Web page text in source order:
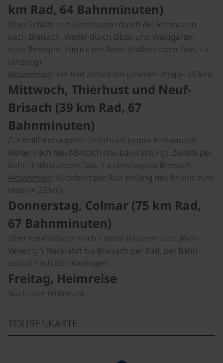
km Rad, 64 Bahnminuten)
Über Schlatt und Grezhausen durch die Rheinauen
nach Breisach. Weiter durch Obst- und Weingärten
nach Ihringen. Zurück per Bahn (Halbstunden-Takt, 1 x
Umstieg).
Aktivversion: Per Rad zurück am gleichen Weg (+ 25 km).
Mittwoch, Thierhust und Neuf-
Brisach (39 km Rad, 67
Bahnminuten)
Zur Wallfahrtskapelle Thierhurst (super Restaurant).
Weiter nach Neuf-Brisach (Vauban-Festung). Zurück per
Bahn (Halbstunden-Takt, 1 x Umstieg) ab Breisach.
Aktivversion: Rückfahrt per Rad entlang des Rheins zum
Hotel (+ 29 km).
Donnerstag, Colmar (75 km Rad,
67 Bahnminuten)
Über Neuf-Brisach nach Colmar (Museen und „Klein-
Venedig“). Rückfahrt bis Breisach per Rad, per Bahn
zurück nach Bad Krozingen.
Freitag, Heimreise
Nach dem Frühstück.
TOURENKARTE